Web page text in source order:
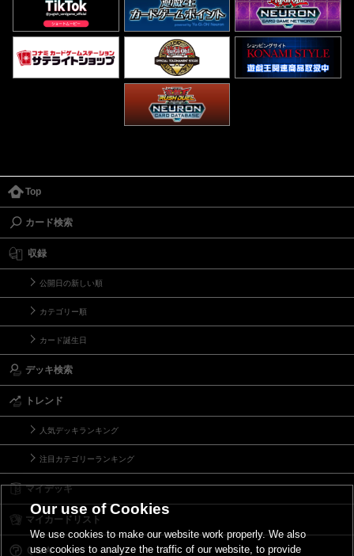
Top
カード検索
収録
公開日の新しい順
カテゴリー順
カード誕生日
デッキ検索
トレンド
人気デッキランキング
注目カテゴリーランキング
マイデッキ
マイカードリスト
Ｑ＆Ａ
Our use of Cookies
We use cookies to make our website work properly. We also
use cookies to analyze the traffic of our website, to provide